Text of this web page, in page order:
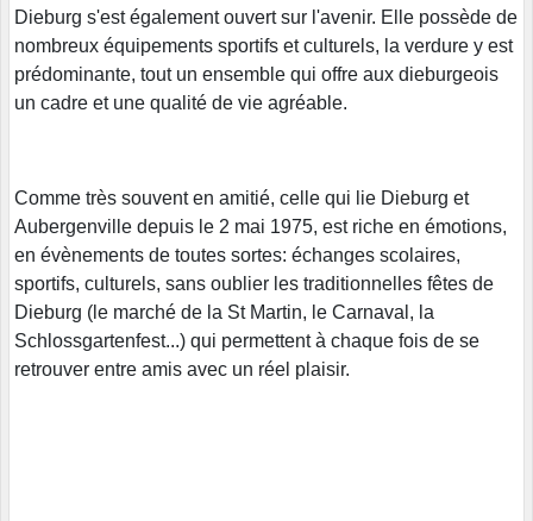
Dieburg s'est également ouvert sur l'avenir. Elle possède de
nombreux équipements sportifs et culturels, la verdure y est
prédominante, tout un ensemble qui offre aux dieburgeois
un cadre et une qualité de vie agréable.
Comme très souvent en amitié, celle qui lie Dieburg et
Aubergenville depuis le 2 mai 1975, est riche en émotions,
en évènements de toutes sortes: échanges scolaires,
sportifs, culturels, sans oublier les traditionnelles fêtes de
Dieburg (le marché de la St Martin, le Carnaval, la
Schlossgartenfest...) qui permettent à chaque fois de se
retrouver entre amis avec un réel plaisir.